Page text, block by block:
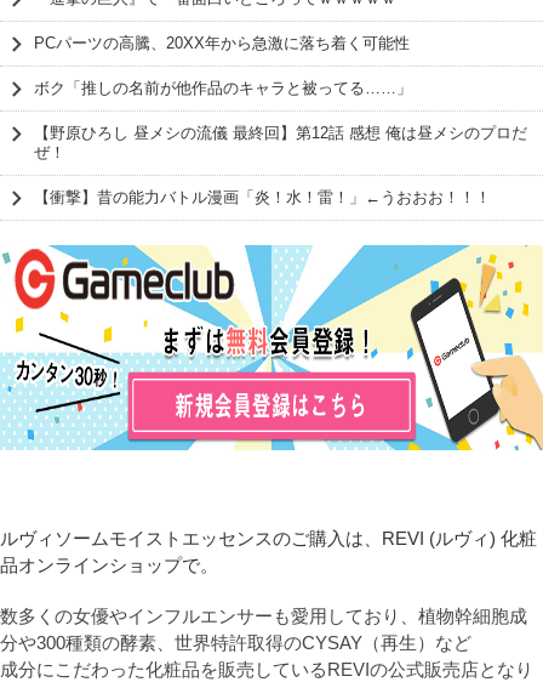
PCパーツの高騰、20XX年から急激に落ち着く可能性
ボク「推しの名前が他作品のキャラと被ってる……」
【野原ひろし 昼メシの流儀 最終回】第12話 感想 俺は昼メシのプロだ
ぜ！
【衝撃】昔の能力バトル漫画「炎！水！雷！」←うおおお！！！
ルヴィソームモイストエッセンスのご購入は、REVI (ルヴィ) 化粧
品オンラインショップで。
数多くの女優やインフルエンサーも愛用しており、植物幹細胞成
分や300種類の酵素、世界特許取得のCYSAY（再生）など
成分にこだわった化粧品を販売しているREVIの公式販売店となり